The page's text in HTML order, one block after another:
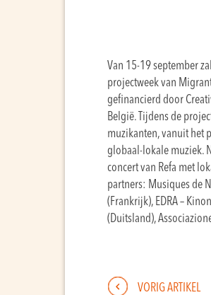
Van 15-19 september
projectweek van
gefinancierd door
België. Tijdens de
muzikanten, vanuit het
globaal-lokale muziek.
concert van Refa met
partners: Musiques de
(Frankrijk), EDRA –
(Duitsland),
VORIG ARTIKEL